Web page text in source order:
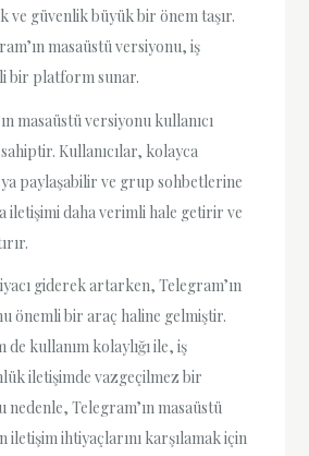
ve güvenlik büyük bir önem taşır.
masaüstü versiyonu, iş
bir platform sunar.
masaüstü versiyonu kullanıcı
Kullanıcılar, kolayca
paylaşabilir ve grup sohbetlerine
iletişimi daha verimli hale getirir ve
giderek artarken, Telegram’ın
önemli bir araç haline gelmiştir.
de kullanım kolaylığı ile, iş
iletişimde vazgeçilmez bir
Telegram’ın masaüstü
ihtiyaçlarını karşılamak için